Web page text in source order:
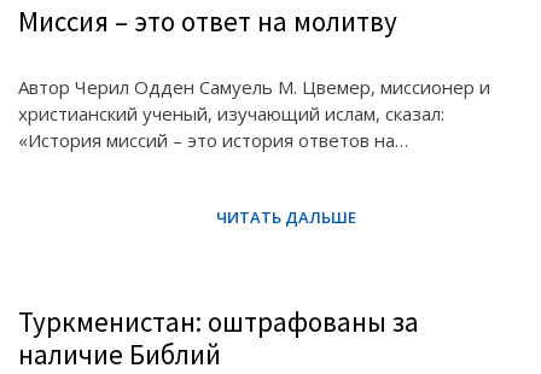
Миссия – это ответ на молитву
Автор Черил Одден Самуель М. Цвемер, миссионер и
христианский ученый, изучающий ислам, сказал:
«История миссий – это история ответов на…
Туркменистан: оштрафованы за
наличие Библий